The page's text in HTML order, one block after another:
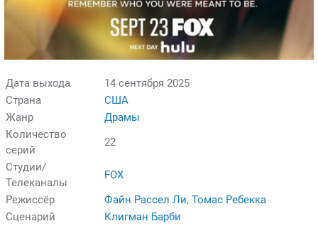
Дата выхода
14 сентября 2025
Страна
США
Жанр
Драмы
Количество
серий
22
Студии/
Телеканалы
FOX
Режиссёр
Файн Рассел Ли, Томас Ребекка
Сценарий
Клигман Барби